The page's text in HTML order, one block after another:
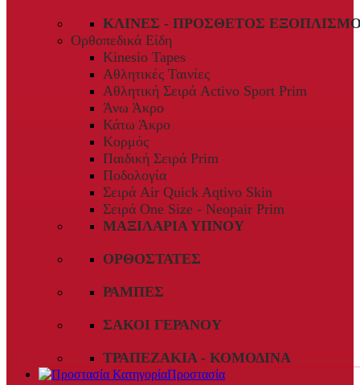
ΚΛΊΝΕΣ - ΠΡΌΣΘΕΤΟΣ
Ορθοπεδικά Είδη
Kinesio Tapes
Αθλητικές Ταινίες
Αθλητική Σειρά Activo Sport Prim
Άνω Άκρο
Κάτω Άκρο
Κορμός
Παιδική Σειρά Prim
Ποδολογία
Σειρά Air Quick Aqtivo Skin
Σειρά One Size - Neopair Prim
ΜΑΞΙΛΆΡΙΑ ΎΠΝΟΥ
ΟΡΘΟΣΤΆΤΕΣ
ΡΆΜΠΕΣ
ΣΆΚΟΙ ΓΕΡΑΝΟΎ
ΤΡΑΠΕΖΆΚΙΑ - ΚΟΜΟΔΊΝΑ
Προστασία